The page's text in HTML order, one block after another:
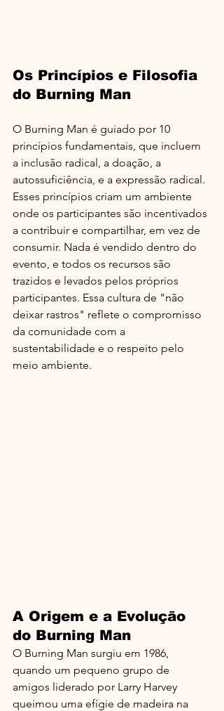
Os Princípios e Filosofia
do Burning Man
O Burning Man é guiado por 10
princípios fundamentais, que incluem
a inclusão radical, a doação, a
autossuficiência, e a expressão radical.
Esses princípios criam um ambiente
onde os participantes são incentivados
a contribuir e compartilhar, em vez de
consumir. Nada é vendido dentro do
evento, e todos os recursos são
trazidos e levados pelos próprios
participantes. Essa cultura de "não
deixar rastros" reflete o compromisso
da comunidade com a
sustentabilidade e o respeito pelo
meio ambiente.
A Origem e a Evolução
do Burning Man
O Burning Man surgiu em 1986,
quando um pequeno grupo de
amigos liderado por Larry Harvey
queimou uma efígie de madeira na